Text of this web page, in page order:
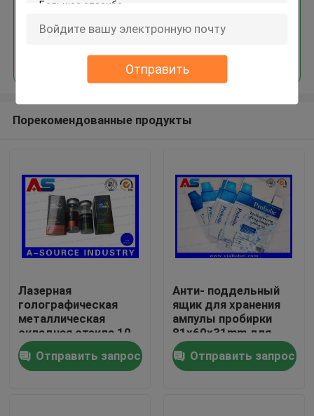
Отправить
Дом
Продукты
упаковывать медицинского
соревнования
Порекомендованные продукты
Лазерная
голографическая
металлическая
складная стекла 10
мл Флакон
Стереоидные
коробки Упаковка
Отправить запрос
Анти- поддельный
ящик для хранения
ампулы пробирки
81x60x31mm для
пропионата
тестостерона 1ml
Отправить запрос